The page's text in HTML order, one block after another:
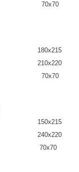
70х70
180х215
210х220
70х70
150х215
240х220
70х70